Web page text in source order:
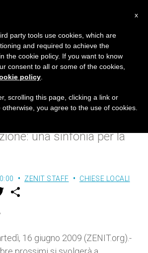
Internazionale
una sinfonia per la
ZENIT STAFF CHIESE LOCALI
w
r
16 giugno 2009 (ZENIT.org).-
x
party tools use cookies, which are
and required to achieve the
the cookie policy. If you want to know
consent to all or some of the cookies,
policy
scrolling this page, clicking a link or
you agree to the use of cookies.